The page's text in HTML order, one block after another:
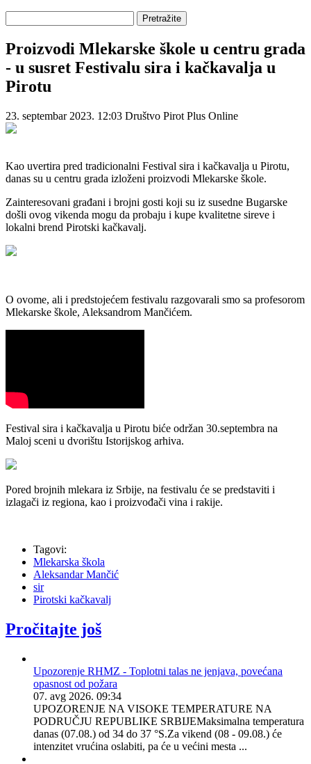
Pretražite
Proizvodi Mlekarske škole u centru grada
- u susret Festivalu sira i kačkavalja u
Pirotu
23. septembar 2023. 12:03 Društvo Pirot Plus Online
Kao uvertira pred tradicionalni Festival sira i kačkavalja u Pirotu,
danas su u centru grada izloženi proizvodi Mlekarske škole.
Zainteresovani građani i brojni gosti koji su iz susedne Bugarske
došli ovog vikenda mogu da probaju i kupe kvalitetne sireve i
lokalni brend Pirotski kačkavalj.
O ovome, ali i predstojećem festivalu razgovarali smo sa profesorom
Mlekarske škole, Aleksandrom Mančićem.
Festival sira i kačkavalja u Pirotu biće održan 30.septembra na
Maloj sceni u dvorištu Istorijskog arhiva.
Pored brojnih mlekara iz Srbije, na festivalu će se predstaviti i
izlagači iz regiona, kao i proizvođači vina i rakije.
Tagovi:
Mlekarska škola
Aleksandar Mančić
sir
Pirotski kačkavalj
Pročitajte još
Upozorenje RHMZ - Toplotni talas ne jenjava, povećana
opasnost od požara
07. avg 2026. 09:34
UPOZORENJE NA VISOKE TEMPERATURE NA
PODRUČJU REPUBLIKE SRBIJEMaksimalna temperatura
danas (07.08.) od 34 do 37 °S.Za vikend (08 - 09.08.) će
intenzitet vrućina oslabiti, pa će u većini mesta ...